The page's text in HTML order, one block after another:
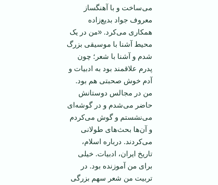
می‌ساخت و با آهنگساز
معروف جواد بدیع‌زاده
همکاری می‌کرد. «من در یک
محیط آشنا با موسیقی بزرگ
شدم و آشنا با شعر؛ چون
پدرم علاقمند بود به ادبیات و
آدم خوش صحبتی هم بود.
من در مجالس دوستانش
حاضر می‌شدم و در گوشه‌ای
می‌نشستم و گوش می‌کردم
و آن‌ها بحث‌های طولانی
می‌کردند. درباره اسلام،
تاریخ ایران، ادبیات. خیلی
برای من آموزنده بود. در
تربیت من شعر سهم بزرگی